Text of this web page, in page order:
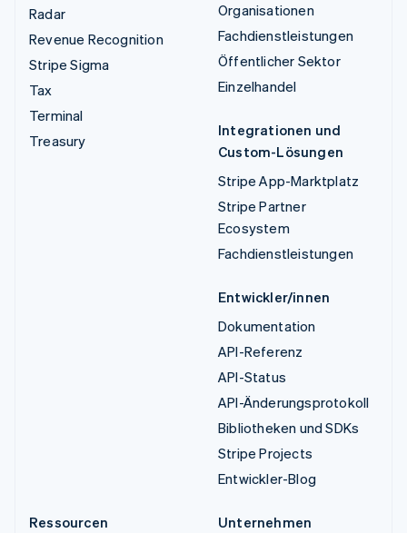
Radar
Revenue Recognition
Stripe Sigma
Tax
Terminal
Treasury
Organisationen
Fachdienstleistungen
Öffentlicher Sektor
Einzelhandel
Integrationen und
Custom-Lösungen
Stripe App-Marktplatz
Stripe Partner
Ecosystem
Fachdienstleistungen
Entwickler/innen
Dokumentation
API-Referenz
API-Status
API-Änderungsprotokoll
Bibliotheken und SDKs
Stripe Projects
Entwickler-Blog
Ressourcen
Unternehmen